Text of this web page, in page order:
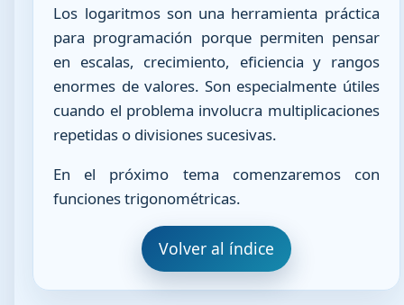
Los logaritmos son una herramienta práctica
para programación porque permiten pensar
en escalas, crecimiento, eficiencia y rangos
enormes de valores. Son especialmente útiles
cuando el problema involucra multiplicaciones
repetidas o divisiones sucesivas.
En el próximo tema comenzaremos con
funciones trigonométricas.
Volver al índice